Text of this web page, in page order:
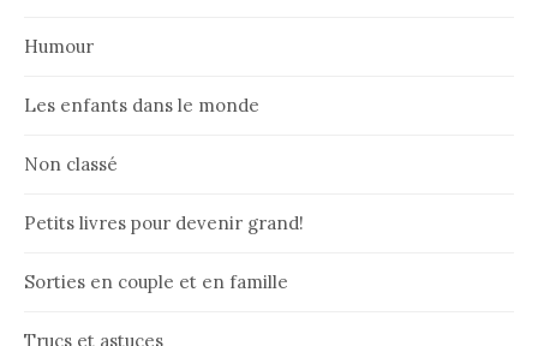
Humour
Les enfants dans le monde
Non classé
Petits livres pour devenir grand!
Sorties en couple et en famille
Trucs et astuces